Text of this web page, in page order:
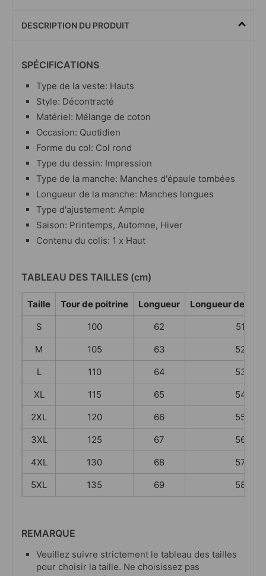
DESCRIPTION DU PRODUIT
SPÉCIFICATIONS
Type de la veste: Hauts
Style: Décontracté
Matériel: Mélange de coton
Occasion: Quotidien
Forme du col: Col rond
Type du dessin: Impression
Type de la manche: Manches d'épaule tombées
Longueur de la manche: Manches longues
Type d'ajustement: Ample
Saison: Printemps, Automne, Hiver
Contenu du colis: 1 x Haut
TABLEAU DES TAILLES (cm)
Taille Tour de poitrine Longueur
Longueur des
S
100 62
51
M
105 63
52
L
110 64
53
XL
115 65
54
2XL
120 66
55
3XL
125 67
56
4XL
130 68
57
5XL
135 69 58
REMARQUE
Veuillez suivre strictement le tableau des tailles
pour choisir la taille. Ne choisissez pas